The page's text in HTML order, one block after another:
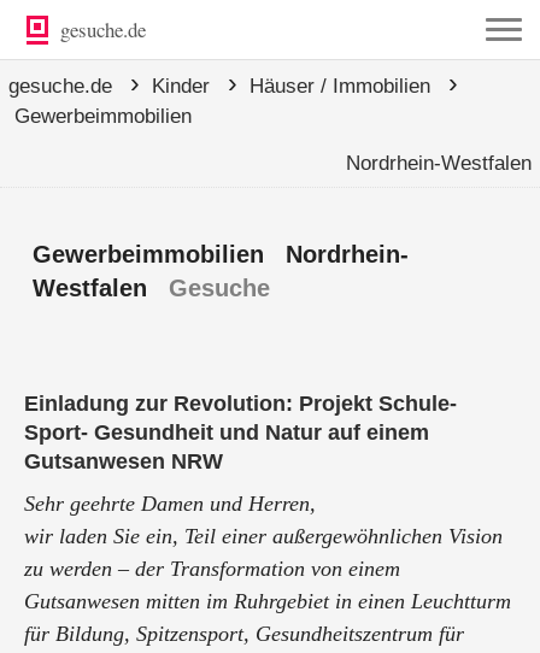
gesuche.de
gesuche.de › Kinder › Häuser / Immobilien ›
Gewerbeimmobilien
Nordrhein-Westfalen
Gewerbeimmobilien Nordrhein-
Westfalen Gesuche
Einladung zur Revolution: Projekt Schule-
Sport- Gesundheit und Natur auf einem
Gutsanwesen NRW
Sehr geehrte Damen und Herren,
wir laden Sie ein, Teil einer außergewöhnlichen Vision
zu werden – der Transformation von einem
Gutsanwesen mitten im Ruhrgebiet in einen Leuchtturm
für Bildung, Spitzensport, Gesundheitszentrum für